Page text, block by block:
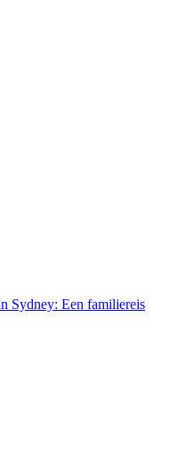
Sydney: Een familiereis